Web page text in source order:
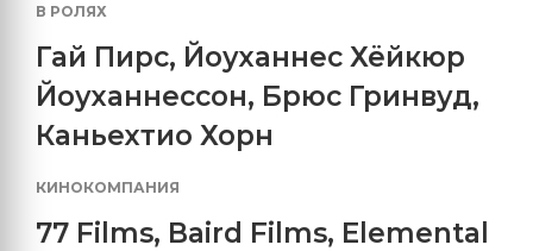
В РОЛЯХ
Гай Пирс, Йоуханнес Хёйкюр
Йоуханнессон, Брюс Гринвуд,
Каньехтио Хорн
КИНОКОМПАНИЯ
77 Films, Baird Films, Elemental